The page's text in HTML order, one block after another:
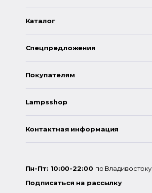
Каталог
Спецпредложения
Покупателям
Lampsshop
Контактная информация
Пн-Пт: 10:00-22:00 по Владивостоку
Подписаться на рассылку